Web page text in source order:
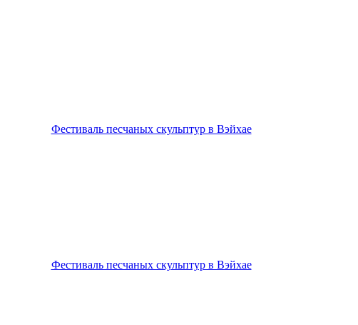
Фестиваль песчаных скульптур в Вэйхае
Фестиваль песчаных скульптур в Вэйхае